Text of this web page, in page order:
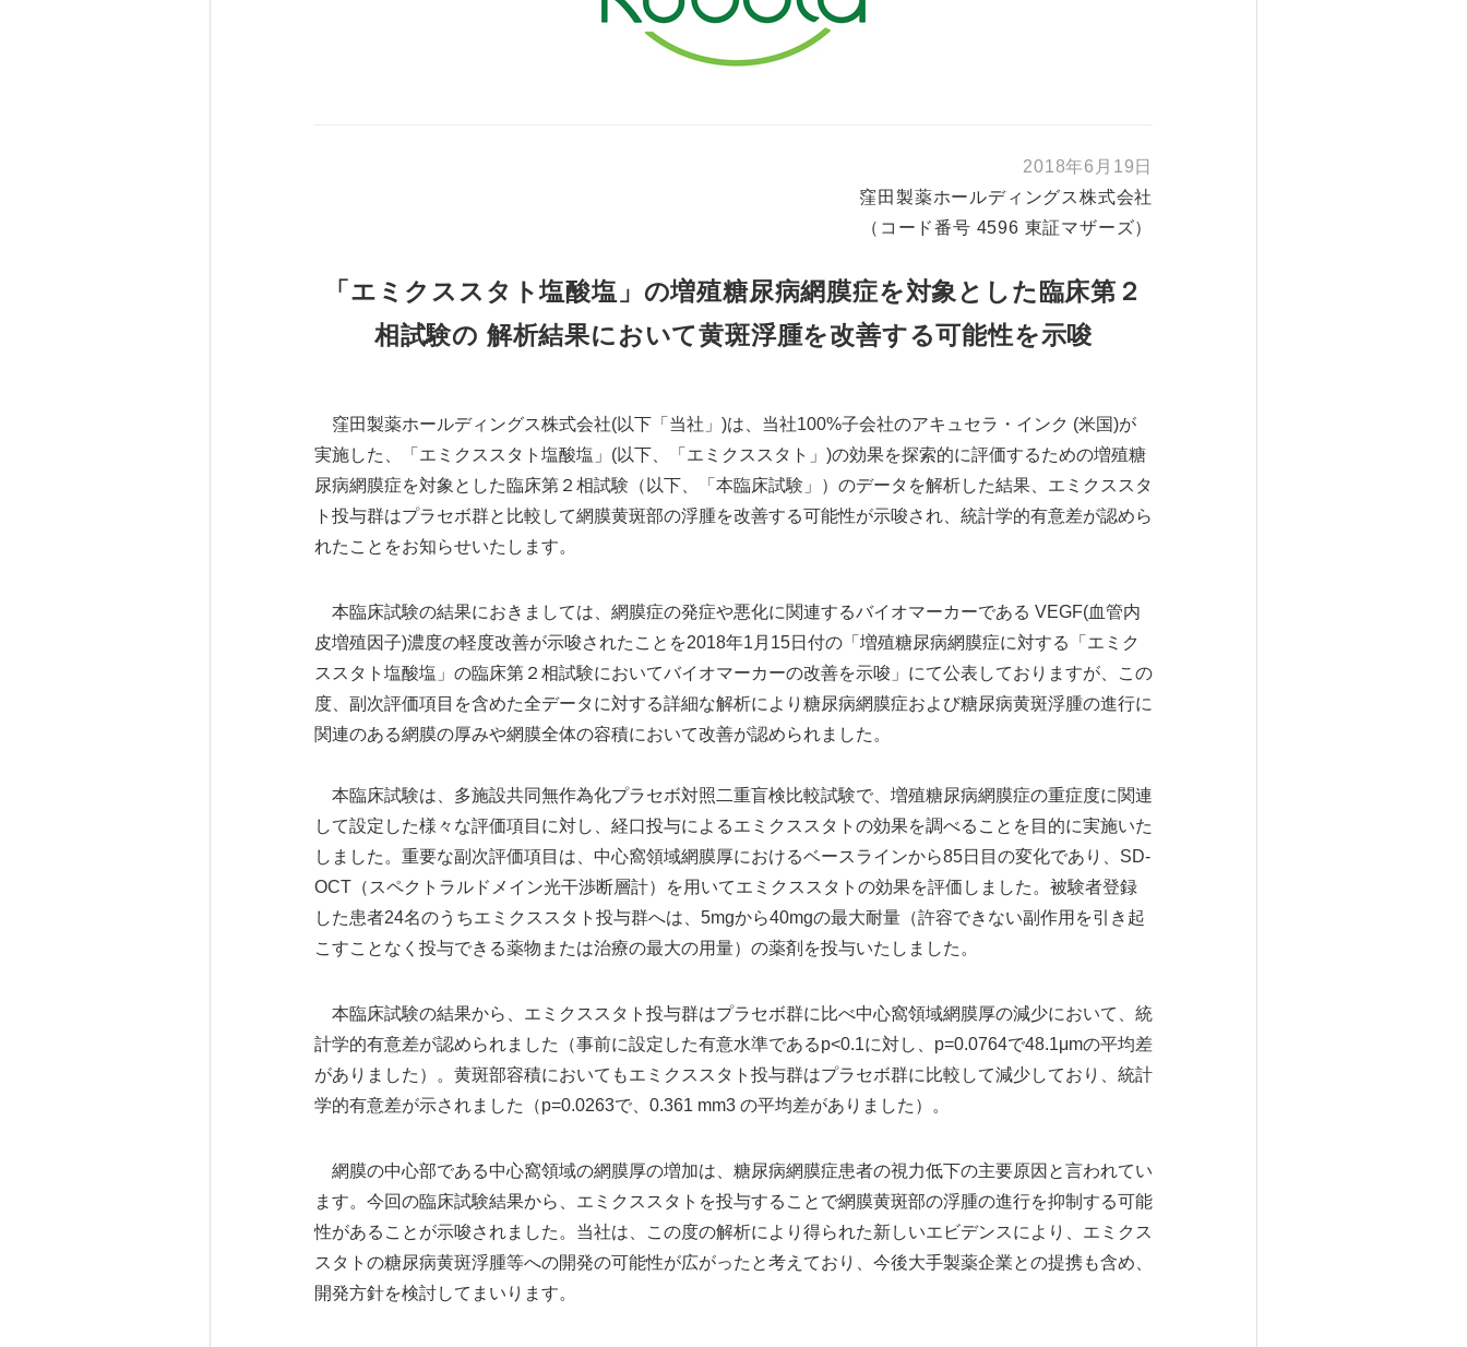
2018年6月19日
窪田製薬ホールディングス株式会社
（コード番号 4596 東証マザーズ）
「エミクススタト塩酸塩」の増殖糖尿病網膜症を対象とした臨床第２
相試験の 解析結果において黄斑浮腫を改善する可能性を示唆
窪田製薬ホールディングス株式会社(以下「当社」)は、当社100%子会社のアキュセラ・インク (米国)が
実施した、「エミクススタト塩酸塩」(以下、「エミクススタト」)の効果を探索的に評価するための増殖糖
尿病網膜症を対象とした臨床第２相試験（以下、「本臨床試験」）のデータを解析した結果、エミクススタ
ト投与群はプラセボ群と比較して網膜黄斑部の浮腫を改善する可能性が示唆され、統計学的有意差が認めら
れたことをお知らせいたします。
本臨床試験の結果におきましては、網膜症の発症や悪化に関連するバイオマーカーである VEGF(血管内
皮増殖因子)濃度の軽度改善が示唆されたことを2018年1月15日付の「増殖糖尿病網膜症に対する「エミク
ススタト塩酸塩」の臨床第２相試験においてバイオマーカーの改善を示唆」にて公表しておりますが、この
度、副次評価項目を含めた全データに対する詳細な解析により糖尿病網膜症および糖尿病黄斑浮腫の進行に
関連のある網膜の厚みや網膜全体の容積において改善が認められました。
本臨床試験は、多施設共同無作為化プラセボ対照二重盲検比較試験で、増殖糖尿病網膜症の重症度に関連
して設定した様々な評価項目に対し、経口投与によるエミクススタトの効果を調べることを目的に実施いた
しました。重要な副次評価項目は、中心窩領域網膜厚におけるベースラインから85日目の変化であり、SD-
OCT（スペクトラルドメイン光干渉断層計）を用いてエミクススタトの効果を評価しました。被験者登録
した患者24名のうちエミクススタト投与群へは、5mgから40mgの最大耐量（許容できない副作用を引き起
こすことなく投与できる薬物または治療の最大の用量）の薬剤を投与いたしました。
本臨床試験の結果から、エミクススタト投与群はプラセボ群に比べ中心窩領域網膜厚の減少において、統
計学的有意差が認められました（事前に設定した有意水準であるp<0.1に対し、p=0.0764で48.1μmの平均差
がありました）。黄斑部容積においてもエミクススタト投与群はプラセボ群に比較して減少しており、統計
学的有意差が示されました（p=0.0263で、0.361 mm3 の平均差がありました）。
網膜の中心部である中心窩領域の網膜厚の増加は、糖尿病網膜症患者の視力低下の主要原因と言われてい
ます。今回の臨床試験結果から、エミクススタトを投与することで網膜黄斑部の浮腫の進行を抑制する可能
性があることが示唆されました。当社は、この度の解析により得られた新しいエビデンスにより、エミクス
スタトの糖尿病黄斑浮腫等への開発の可能性が広がったと考えており、今後大手製薬企業との提携も含め、
開発方針を検討してまいります。